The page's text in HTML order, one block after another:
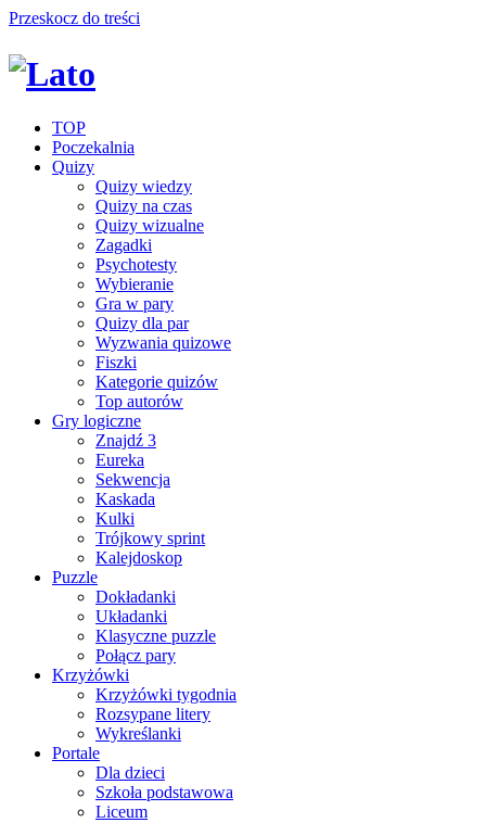
Przeskocz do treści
TOP
Poczekalnia
Quizy
Quizy wiedzy
Quizy na czas
Quizy wizualne
Zagadki
Psychotesty
Wybieranie
Gra w pary
Quizy dla par
Wyzwania quizowe
Fiszki
Kategorie quizów
Top autorów
Gry logiczne
Znajdź 3
Eureka
Sekwencja
Kaskada
Kulki
Trójkowy sprint
Kalejdoskop
Puzzle
Dokładanki
Układanki
Klasyczne puzzle
Połącz pary
Krzyżówki
Krzyżówki tygodnia
Rozsypane litery
Wykreślanki
Portale
Dla dzieci
Szkoła podstawowa
Liceum